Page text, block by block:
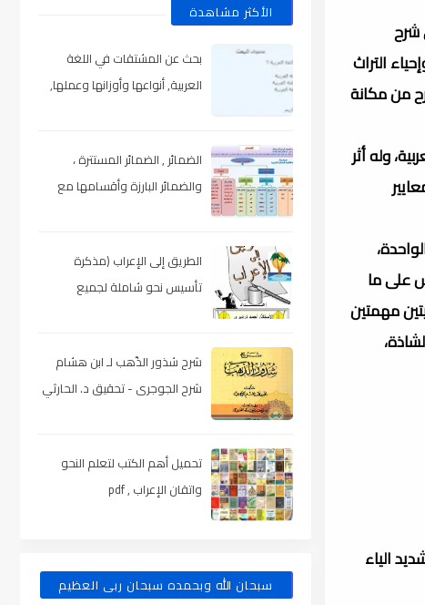
شرح
التراث
من مكانة
وله أثر
على ما
مهمتين
- بفتح الجيم وتشديد الياء
الأكثر مشاهدة
بحث عن المشتقات في اللغة
العربية, أنواعها وأوزانها وعملها,
الضمائر , الضمائر المستترة ،
والضمائر البارزة وأقسامها مع
الطريق إلى الإعراب (مذكرة
تأسيس نحو شاملة لجميع
شرح شذور الذّهب لـ ابن هشام
شرح الجوجرى - تحقيق د. الحارثي
تحميل أهم الكتب لتعلم النحو
واتقان الإعراب , pdf
سبحان الله وبحمده سبحان ربى العظيم